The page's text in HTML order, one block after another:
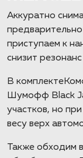
Аккуратно
приступаем к
снизит
В
Шумофф Black
участков, но
весу верх
Также обходим